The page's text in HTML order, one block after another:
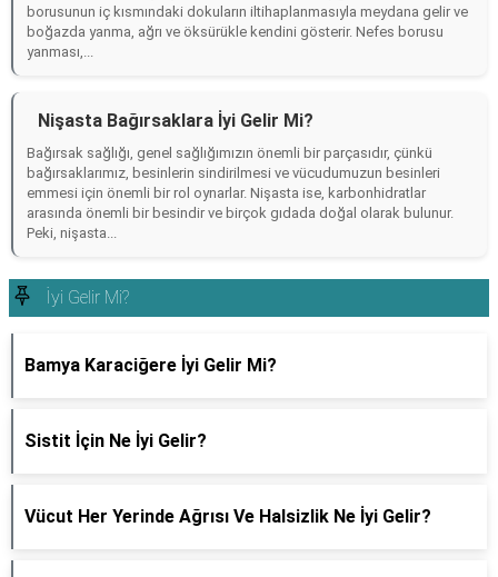
borusunun iç kısmındaki dokuların iltihaplanmasıyla meydana gelir ve
boğazda yanma, ağrı ve öksürükle kendini gösterir. Nefes borusu
yanması,...
Nişasta Bağırsaklara İyi Gelir Mi?
Bağırsak sağlığı, genel sağlığımızın önemli bir parçasıdır, çünkü
bağırsaklarımız, besinlerin sindirilmesi ve vücudumuzun besinleri
emmesi için önemli bir rol oynarlar. Nişasta ise, karbonhidratlar
arasında önemli bir besindir ve birçok gıdada doğal olarak bulunur.
Peki, nişasta...
İyi Gelir Mi?
Bamya Karaciğere İyi Gelir Mi?
Sistit İçin Ne İyi Gelir?
Vücut Her Yerinde Ağrısı Ve Halsizlik Ne İyi Gelir?